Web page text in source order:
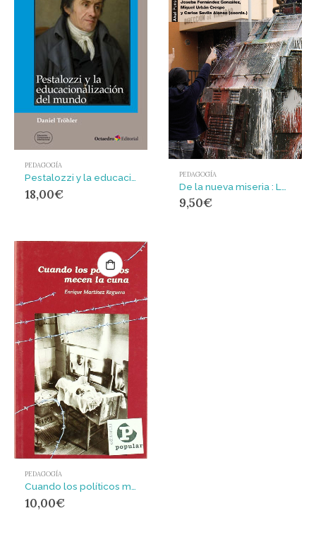
PEDAGOGÍA
Pestalozzi y la educacionalización del mundo
18,00€
PEDAGOGÍA
9,50€
PEDAGOGÍA
Cuando los políticos mecen la cuna
10,00€